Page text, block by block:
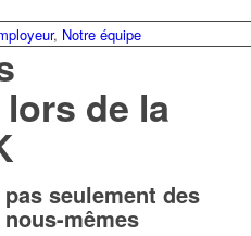
, Notre équipe
de la
seulement des
mêmes